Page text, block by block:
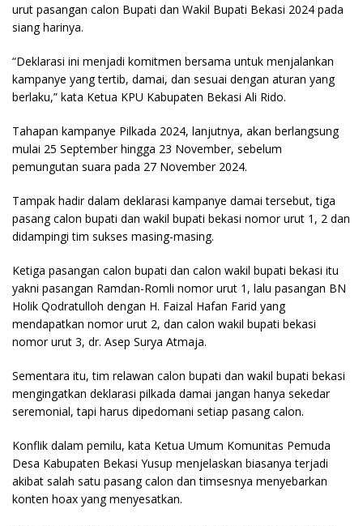
urut pasangan calon Bupati dan Wakil Bupati Bekasi 2024 pada
siang harinya.
“Deklarasi ini menjadi komitmen bersama untuk menjalankan
kampanye yang tertib, damai, dan sesuai dengan aturan yang
berlaku,” kata Ketua KPU Kabupaten Bekasi Ali Rido.
Tahapan kampanye Pilkada 2024, lanjutnya, akan berlangsung
mulai 25 September hingga 23 November, sebelum
pemungutan suara pada 27 November 2024.
Tampak hadir dalam deklarasi kampanye damai tersebut, tiga
pasang calon bupati dan wakil bupati bekasi nomor urut 1, 2 dan
didampingi tim sukses masing-masing.
Ketiga pasangan calon bupati dan calon wakil bupati bekasi itu
yakni pasangan Ramdan-Romli nomor urut 1, lalu pasangan BN
Holik Qodratulloh dengan H. Faizal Hafan Farid yang
mendapatkan nomor urut 2, dan calon wakil bupati bekasi
nomor urut 3, dr. Asep Surya Atmaja.
Sementara itu, tim relawan calon bupati dan wakil bupati bekasi
mengingatkan deklarasi pilkada damai jangan hanya sekedar
seremonial, tapi harus dipedomani setiap pasang calon.
Konflik dalam pemilu, kata Ketua Umum Komunitas Pemuda
Desa Kabupaten Bekasi Yusup menjelaskan biasanya terjadi
akibat salah satu pasang calon dan timsesnya menyebarkan
konten hoax yang menyesatkan.